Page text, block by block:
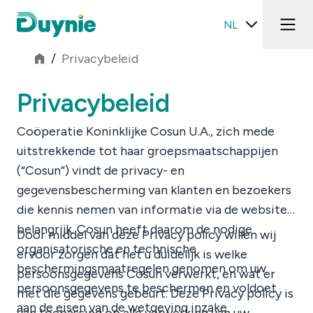
NL
/ Privacybeleid
Privacybeleid
Coöperatie Koninklijke Cosun U.A., zich mede
uitstrekkende tot haar groepsmaatschappijen
(“Cosun”) vindt de privacy- en
gegevensbescherming van klanten en bezoekers
die kennis nemen van informatie via de website
belangrijk. Cosun heeft daarom de nodige
organisatorische en technische
beschermingsmaatregelen genomen om uw
persoonsgegevens te beschermen en voldoet
aan de eisen van de wetgeving inzake
Door middel van deze Privacy policy willen wij
ervoor zorgen dat het u duidelijk is welke
persoonsgegevens Cosun verwerkt, en wat er
met die gegevens gebeurt. Deze Privacy policy is